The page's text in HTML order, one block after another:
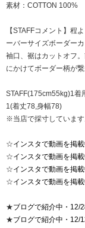
素材：COTTON 100%
【STAFFコメント】程
ーバーサイズボーダー
袖口、裾はカットオフ
にかけてボーダー柄が
STAFF(175cm55kg)1着
1(着丈78,身幅78)
※当店で採寸しています
☆インスタで動画を掲
☆インスタで動画を掲
☆インスタで動画を掲
☆インスタで動画を掲
★ブログで紹介中・12/
★ブログで紹介中・12/